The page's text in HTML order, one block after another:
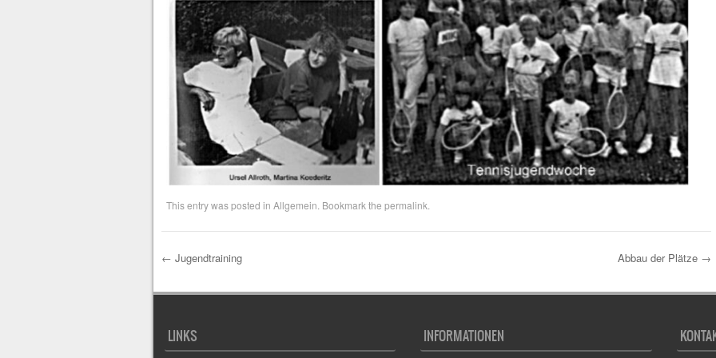
This entry was posted in Allgemein . Bookmark the permalink
Post navigation
← Jugendtraining Abbau der Plätze →
LINKS INFORMATIONEN